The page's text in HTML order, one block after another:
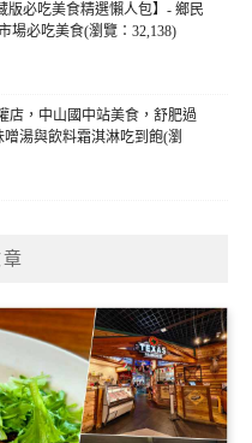
版必吃美食精選懶人包】- 鄉民
場必吃美食(瀏覽：32,138)
店，中山國中站美食，舒肥過
湯與飲料霜淇淋吃到飽(瀏